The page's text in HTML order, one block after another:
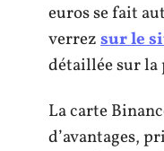
euros se fait
verrezsur le
détaillée sur la
La carte
d’avantages,